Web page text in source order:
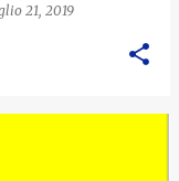
21, 2019